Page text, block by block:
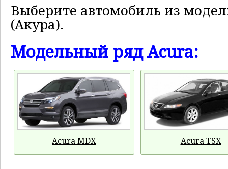
Выберите автомобиль из
(Акура).
Модельный ряд Acura:
Acura MDX Acura TSX